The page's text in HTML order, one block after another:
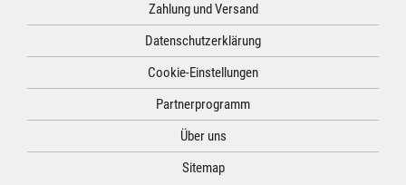
Zahlung und Versand
Datenschutzerklärung
Cookie-Einstellungen
Partnerprogramm
Über uns
Sitemap